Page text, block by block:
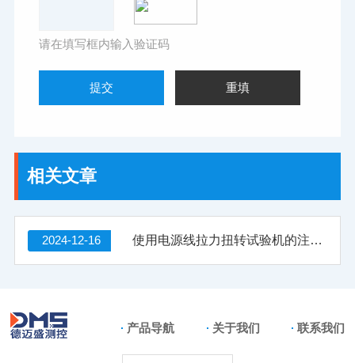
请在填写框内输入验证码
相关文章
2024-12-16 使用电源线拉力扭转试验机的注意事项
产品导航 关于我们 联系我们